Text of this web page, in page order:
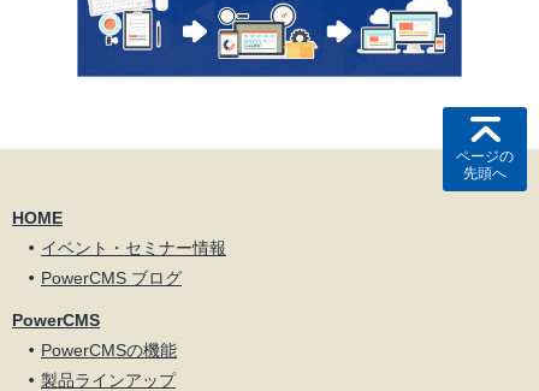
ページの
先頭へ
HOME
イベント・セミナー情報
PowerCMS ブログ
PowerCMS
PowerCMSの機能
製品ラインアップ